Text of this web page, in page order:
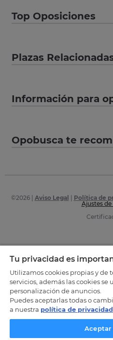
Top Oposiciones
Plazas
Información para
Opobusca te
©2026| Aviso Legal Política de
Ajustes
Tu privacidad es
Utilizamos cookies propias y de
servicios, además las cookies se
personalización de anuncios.
Puedes aceptarlas todas o
a nuestra política de privacidad
Aceptar